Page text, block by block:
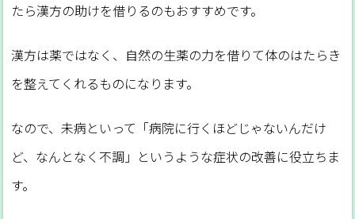
たら漢方の助けを借りるのもおすすめです。
漢方は薬ではなく、自然の生薬の力を借りて体のはたらき
を整えてくれるものになります。
なので、未病といって「病院に行くほどじゃないんだけ
ど、なんとなく不調」というような症状の改善に役立ちま
す。